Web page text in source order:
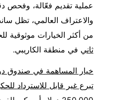
عملية تقديم فعّالة، وفحص
والاعتراف العالمي، تظل
من أكثر الخيارات موثوقية
ثاني في منطقة الكاريبي.
خيار المساهمة في صندوق
تبرع غير قابل للاسترداد